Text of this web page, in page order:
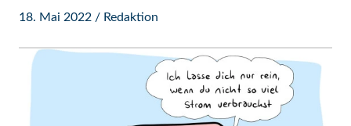
18. Mai 2022 / Redaktion